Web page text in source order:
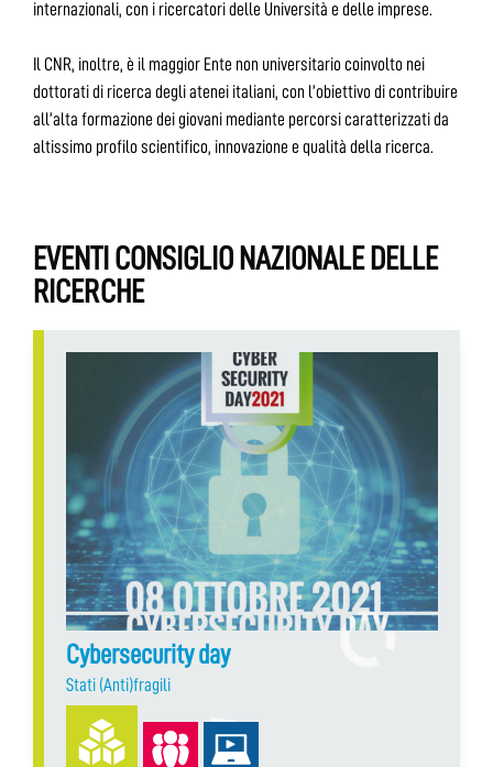
internazionali, con i ricercatori delle Università e delle imprese.
Il CNR, inoltre, è il maggior Ente non universitario coinvolto nei
dottorati di ricerca degli atenei italiani, con l’obiettivo di contribuire
all’alta formazione dei giovani mediante percorsi caratterizzati da
altissimo profilo scientifico, innovazione e qualità della ricerca.
EVENTI CONSIGLIO NAZIONALE DELLE
RICERCHE
Cybersecurity day
Stati (Anti)fragili